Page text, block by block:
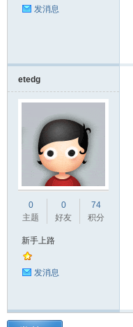
发消息
etedg
0
主题
0
好友
74
积分
新手上路
发消息